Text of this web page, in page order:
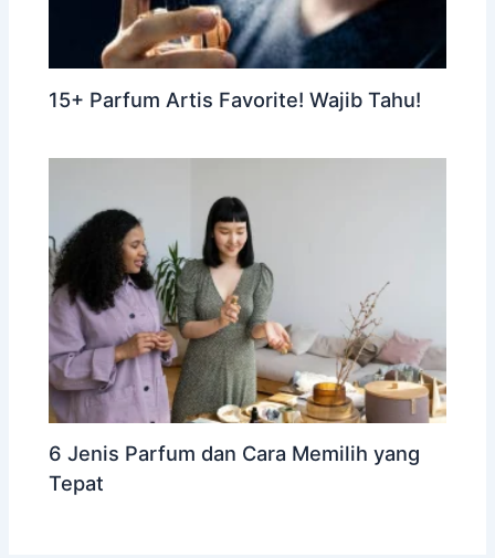
15+ Parfum Artis Favorite! Wajib Tahu!
6 Jenis Parfum dan Cara Memilih yang
Tepat